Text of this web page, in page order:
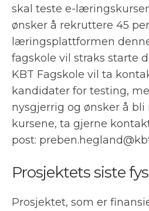
skal teste e-
ønsker å rekruttere 45
læringsplattformen
fagskole vil straks starte
KBT Fagskole vil ta
kandidater for testing,
nysgjerrig og ønsker å bli
kursene, ta gjerne
post:
Prosjektets siste
Prosjektet, som er